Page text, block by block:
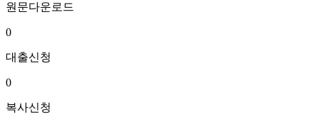
원문다운로드
0
대출신청
0
복사신청